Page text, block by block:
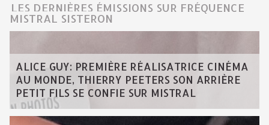
LES DERNIÈRES ÉMISSIONS SUR FRÉQUENCE
MISTRAL SISTERON
ALICE GUY: PREMIÈRE RÉALISATRICE CINÉMA
AU MONDE, THIERRY PEETERS SON ARRIÈRE
PETIT FILS SE CONFIE SUR MISTRAL